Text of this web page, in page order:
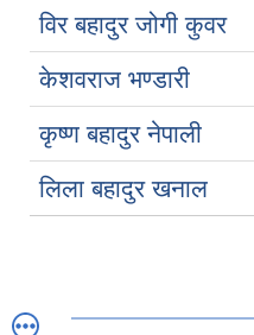
विर बहादुर जोगी कुवर
केशवराज भण्डारी
कृष्ण बहादुर नेपाली
लिला बहादुर खनाल